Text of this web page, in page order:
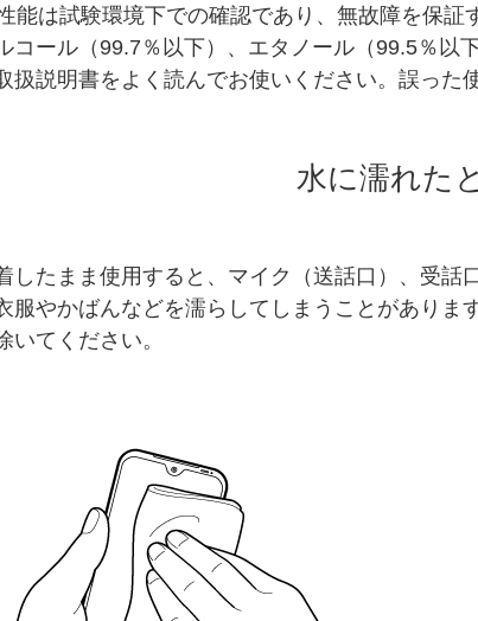
能は試験環境下での確認であり、無故障を保証
コール（99.7％以下）、エタノール（99.5％
扱説明書をよく読んでお使いください。誤った
水に濡れた
したまま使用すると、マイク（送話口）、受
服やかばんなどを濡らしてしまうことがあり
いてください。